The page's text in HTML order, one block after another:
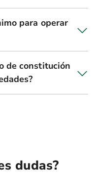
para operar
de constitución
dudas?